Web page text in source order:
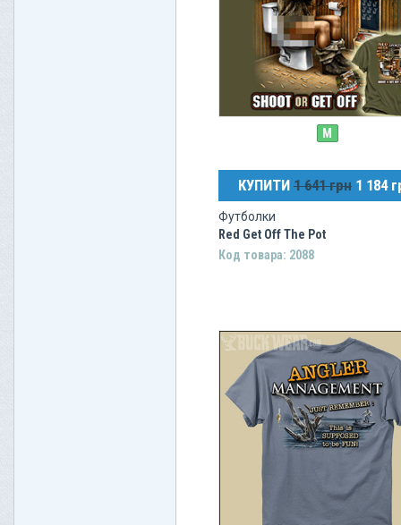
M
КУПИТИ 1 641 грн 1 184
Футболки
Red Get Off The Pot
Код товара: 2088